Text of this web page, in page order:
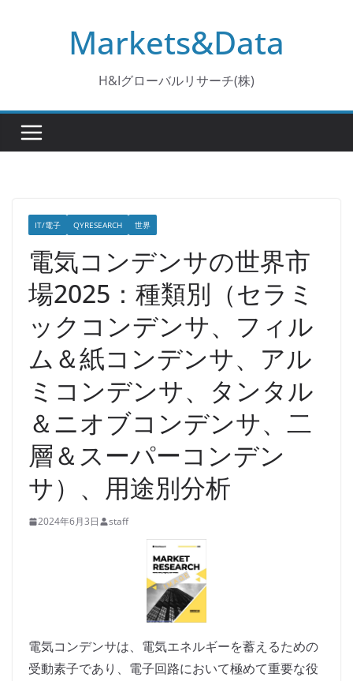
Markets&Data
H&Iグローバルリサーチ(株)
IT/電子 QYRESEARCH 世界
電気コンデンサの世界市
場2025：種類別（セラミ
ックコンデンサ、フィル
ム＆紙コンデンサ、アル
ミコンデンサ、タンタル
＆ニオブコンデンサ、二
層＆スーパーコンデン
サ）、用途別分析
2024年6月3日 staff
電気コンデンサは、電気エネルギーを蓄えるための
受動素子であり、電子回路において極めて重要な役